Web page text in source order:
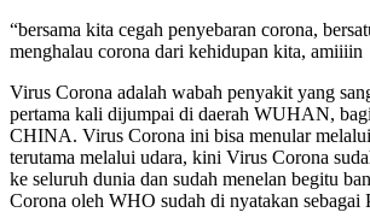
“bersama kita cegah penyebaran corona,
menghalau corona dari kehidupan kita, amiiiin
Virus Corona adalah wabah penyakit yang
pertama kali dijumpai di daerah WUHAN,
CHINA. Virus Corona ini bisa menular melalui
terutama melalui udara, kini Virus Corona
ke seluruh dunia dan sudah menelan begitu
Corona oleh WHO sudah di nyatakan